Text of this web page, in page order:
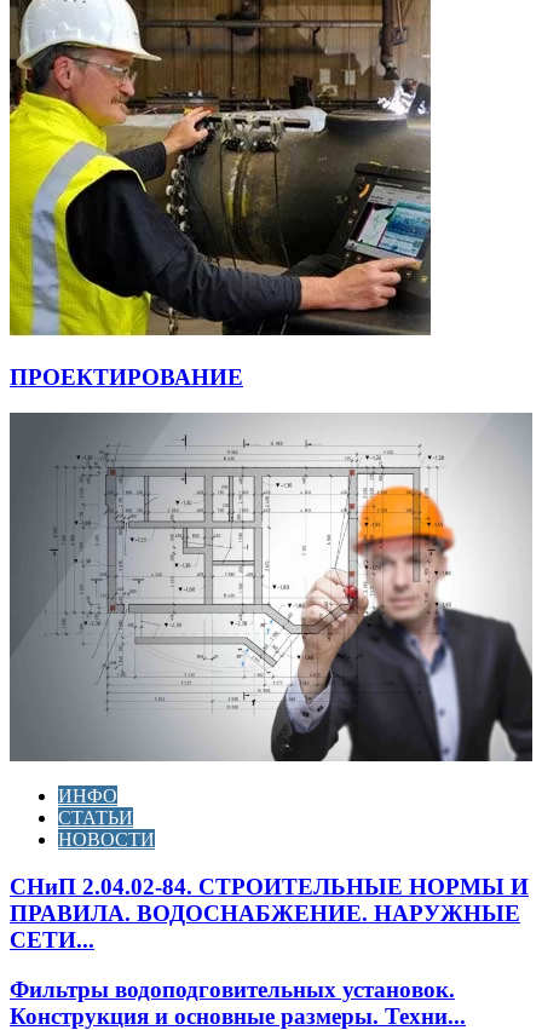
ПРОЕКТИРОВАНИЕ
ИНФО
СТАТЬИ
НОВОСТИ
СНиП 2.04.02-84. СТРОИТЕЛЬНЫЕ НОРМЫ И
ПРАВИЛА. ВОДОСНАБЖЕНИЕ. НАРУЖНЫЕ
СЕТИ...
Фильтры водоподговительных установок.
Конструкция и основные размеры. Техни...